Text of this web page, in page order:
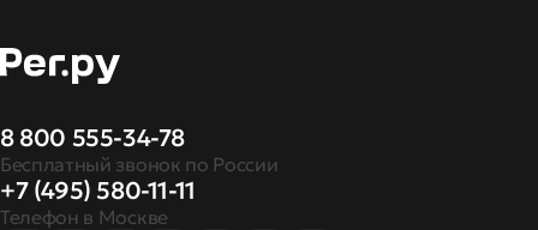
8 800 555-34-78
Бесплатный звонок по России
+7 (495) 580-11-11
Телефон в Москве